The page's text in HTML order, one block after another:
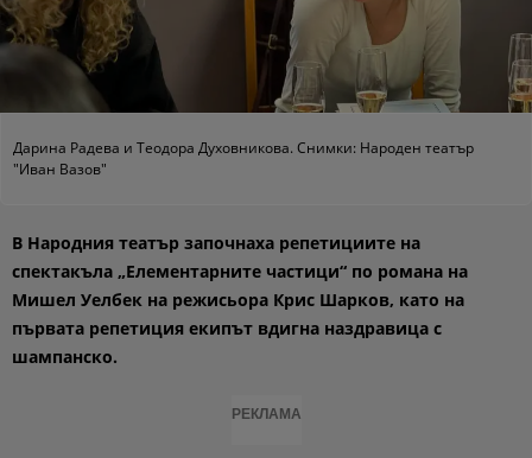
Дарина Радева и Теодора Духовникова. Снимки: Народен театър
"Иван Вазов"
В Народния театър започнаха репетициите на
спектакъла „Елементарните частици“ по романа на
Мишел Уелбек на режисьора Крис Шарков, като на
първата репетиция екипът вдигна наздравица с
шампанско.
РЕКЛАМА